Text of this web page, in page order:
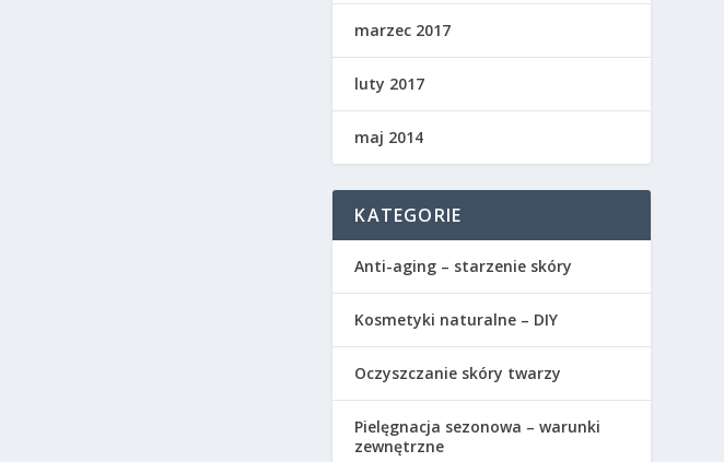
marzec 2017
luty 2017
maj 2014
KATEGORIE
Anti-aging – starzenie skóry
Kosmetyki naturalne – DIY
Oczyszczanie skóry twarzy
Pielęgnacja sezonowa – warunki
zewnętrzne